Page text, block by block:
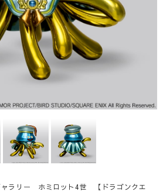
ャラリー ホミロット4世 【ドラゴンクエ